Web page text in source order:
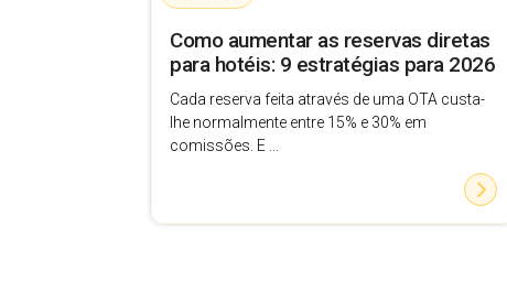
Como aumentar as reservas diretas
para hotéis: 9 estratégias para 2026
Cada reserva feita através de uma OTA custa-
lhe normalmente entre 15% e 30% em
comissões. E ...